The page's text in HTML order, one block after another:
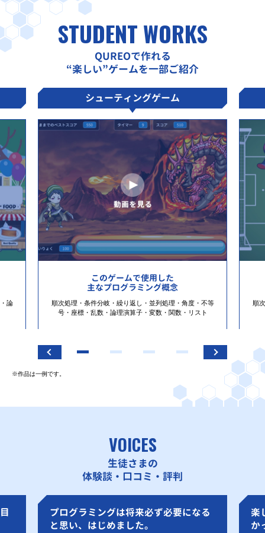
STUDENT WORKS
QUREOで作れる
“楽しい”ゲームを一部ご紹介
論
シューティングゲーム
このゲームで使用した
主なプログラミング概念
順次処理・条件分岐・繰り返し・並列処理・角度・不等
号・座標・乱数・論理演算子・変数・関数・リスト
順
※作品は一例です。
VOICES
生徒さまの
体験談・口コミ・評判
プログラミングは将来必ず必要になる
と思い、はじめました。
楽
か